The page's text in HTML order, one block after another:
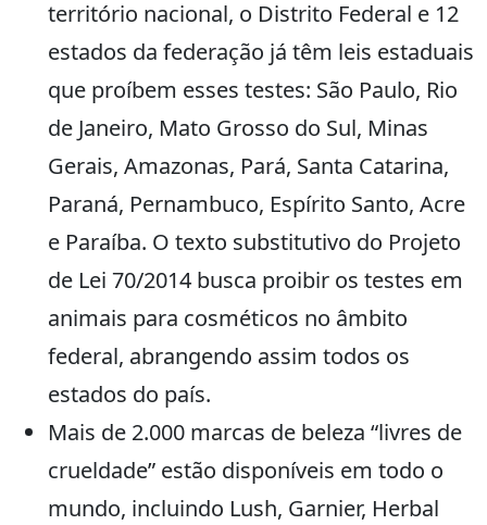
território nacional, o Distrito Federal e 12
estados da federação já têm leis estaduais
que proíbem esses testes: São Paulo, Rio
de Janeiro, Mato Grosso do Sul, Minas
Gerais, Amazonas, Pará, Santa Catarina,
Paraná, Pernambuco, Espírito Santo, Acre
e Paraíba. O texto substitutivo do Projeto
de Lei 70/2014 busca proibir os testes em
animais para cosméticos no âmbito
federal, abrangendo assim todos os
estados do país.
Mais de 2.000 marcas de beleza “livres de
crueldade” estão disponíveis em todo o
mundo, incluindo Lush, Garnier, Herbal